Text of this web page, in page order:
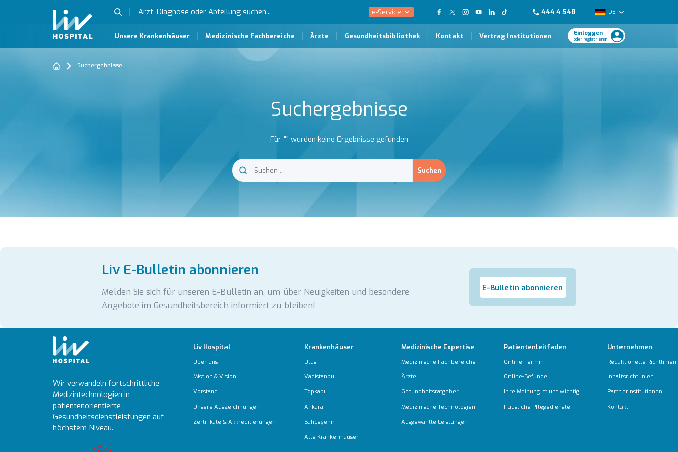
e-Service 444 4 548 DE
Unsere Krankenhäuser Medizinische Fachbereiche Ärzte Gesundheitsbibliothek Kontakt Vertrag Institutionen Einloggen
oder registrieren
Suchergebnisse
Suchergebnisse
Für "" wurden keine Ergebnisse gefunden
Suchen
Liv E-Bulletin abonnieren
Melden Sie sich für unseren E-Bulletin an, um über Neuigkeiten und besondere
Angebote im Gesundheitsbereich informiert zu bleiben!
E-Bulletin abonnieren
Wir verwandeln fortschrittliche
Medizintechnologien in
patientenorientierte
Gesundheitsdienstleistungen auf
höchstem Niveau.
Liv Hospital
Über uns
Mission & Vision
Vorstand
Unsere Auszeichnungen
Zertifikate & Akkreditierungen
Krankenhäuser
Ulus
Vadistanbul
Topkapı
Ankara
Bahçeşehir
Alle Krankenhäuser
Medizinische Expertise
Medizinische Fachbereiche
Ärzte
Gesundheitsratgeber
Medizinische Technologien
Ausgewählte Leistungen
Patientenleitfaden
Online-Termin
Online-Befunde
Ihre Meinung ist uns wichtig
Häusliche Pflegedienste
Unternehmen
Redaktionelle Richtlinien
Inhaltsrichtlinien
Partnerinstitutionen
Kontakt